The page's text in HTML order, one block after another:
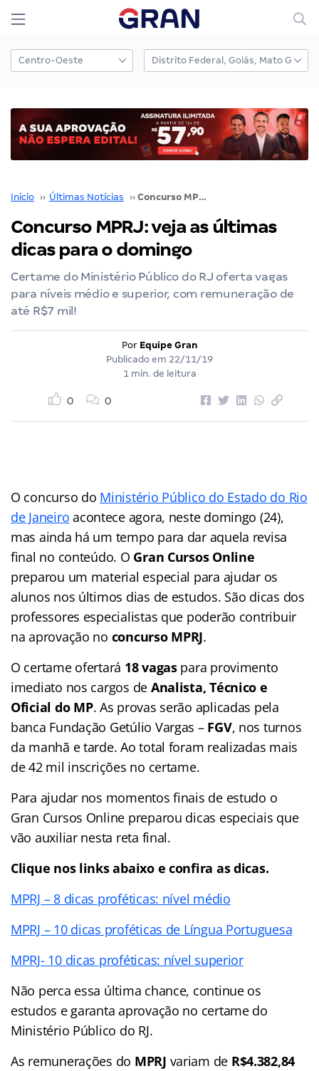
Início ›› Últimas Notícias ›› Concurso MPRJ: veja as últimas dicas para o domingo
Concurso MPRJ: veja as últimas
dicas para o domingo
Certame do Ministério Público do RJ oferta vagas
para níveis médio e superior, com remuneração de
até R$7 mil!
Por Equipe Gran
Publicado em 22/11/19
1 min. de leitura
0 0
O concurso do Ministério Público do Estado do Rio
de Janeiro acontece agora, neste domingo (24),
mas ainda há um tempo para dar aquela revisa
final no conteúdo. O Gran Cursos Online
preparou um material especial para ajudar os
alunos nos últimos dias de estudos. São dicas dos
professores especialistas que poderão contribuir
na aprovação no concurso MPRJ.
O certame ofertará 18 vagaspara provimento
imediato nos cargos de Analista, Técnico e
Oficial do MP. As provas serão aplicadas pela
banca Fundação Getúlio Vargas – FGV, nos turnos
da manhã e tarde. Ao total foram realizadas mais
de 42 mil inscrições no certame.
Para ajudar nos momentos finais de estudo o
Gran Cursos Online preparou dicas especiais que
vão auxiliar nesta reta final.
Clique nos links abaixo e confira as dicas.
MPRJ – 8 dicas proféticas: nível médio
MPRJ – 10 dicas proféticas de Língua Portuguesa
MPRJ- 10 dicas proféticas: nível superior
Não perca essa última chance, continue os
estudos e garanta aprovação no certame do
Ministério Público do RJ.
As remunerações do MPRJ variam de R$4.382,84